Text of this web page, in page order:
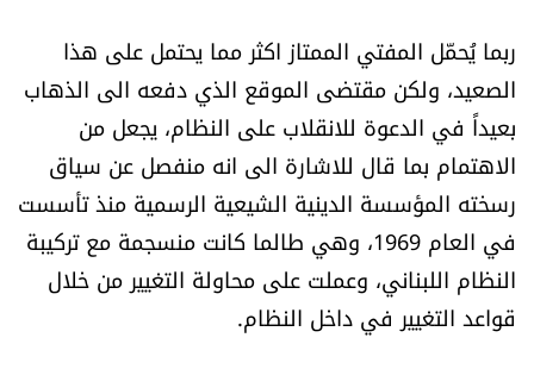
ربما يُحمّل المفتي الممتاز اكثر مما يحتمل على هذا
الصعيد، ولكن مقتضى الموقع الذي دفعه الى الذهاب
بعيداً في الدعوة للانقلاب على النظام، يجعل من
الاهتمام بما قال للاشارة الى انه منفصل عن سياق
رسخته المؤسسة الدينية الشيعية الرسمية منذ تأسست
في العام 1969، وهي طالما كانت منسجمة مع تركيبة
النظام اللبناني، وعملت على محاولة التغيير من خلال
قواعد التغيير في داخل النظام.